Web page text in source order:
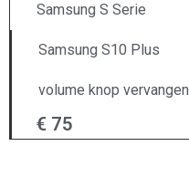
Samsung S Serie
Samsung S10 Plus
volume knop vervangen
€ 75